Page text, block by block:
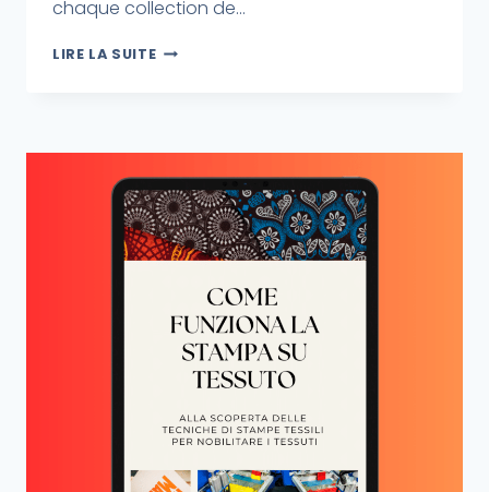
chaque collection de...
LIRE LA SUITE